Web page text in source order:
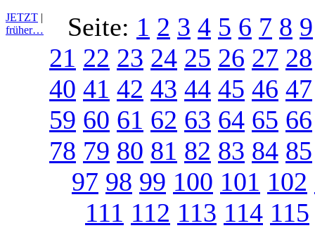
JETZT |
früher…
Seite: 1 2 3 4 5 6 7 8 9
21 22 23 24 25 26 27 28
40 41 42 43 44 45 46 47
59 60 61 62 63 64 65 66
78 79 80 81 82 83 84 85
97 98 99 100 101 102
111 112 113 114 115